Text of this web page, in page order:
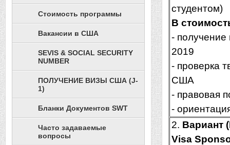
Стоимость программы
Вакансии в США
SEVIS & SOCIAL SECURITY
NUMBER
ПОЛУЧЕНИЕ ВИЗЫ США (J-
1)
Бланки Документов SWT
Часто задаваемые
вопросы
студентом)
В
-
2019
- проверка
США
- правовая
-
2. Вариант (
Visa